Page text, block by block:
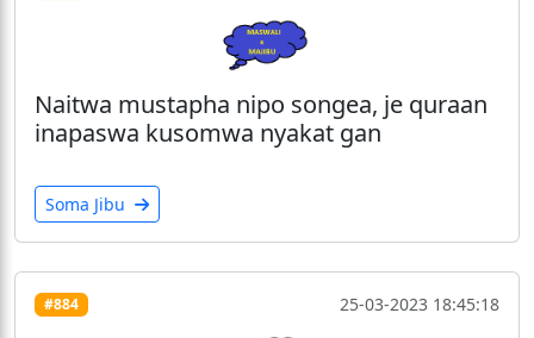
Naitwa mustapha nipo songea, je quraan
inapaswa kusomwa nyakat gan
Soma Jibu
#884 25-03-2023 18:45:18